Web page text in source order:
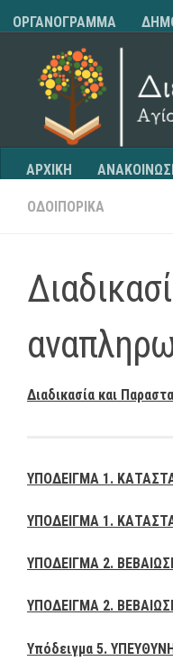
Skip to content
ΟΡΓΑΝΟΓΡΑΜΜΑ
ΑΡΧΙΚΗ
ΟΔΟΙΠΟΡΙΚΑ
Διαδικασία και
ΥΠΟΔΕΙΓΜΑ 1.
ΥΠΟΔΕΙΓΜΑ 1.
ΥΠΟΔΕΙΓΜΑ 2.
ΥΠΟΔΕΙΓΜΑ 2.
Υπόδειγμα 5.